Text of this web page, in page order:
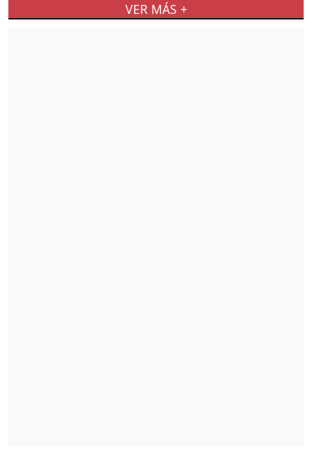
VER MÁS +